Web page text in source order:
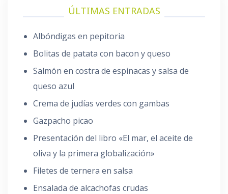
ÚLTIMAS ENTRADAS
Albóndigas en pepitoria
Bolitas de patata con bacon y queso
Salmón en costra de espinacas y salsa de
queso azul
Crema de judías verdes con gambas
Gazpacho picao
Presentación del libro «El mar, el aceite de
oliva y la primera globalización»
Filetes de ternera en salsa
Ensalada de alcachofas crudas